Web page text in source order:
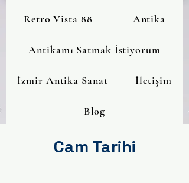
Retro Vista 88 Antika
Antikamı Satmak İstiyorum
İzmir Antika Sanat İletişim
Blog
Cam Tarihi